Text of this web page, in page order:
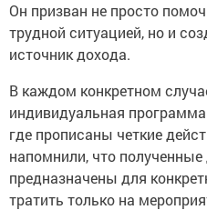
Он призван не просто
трудной ситуацией, но и
источник дохода.
В каждом конкретном
индивидуальная
где прописаны четкие
напомнили, что
предназначены для
тратить только на